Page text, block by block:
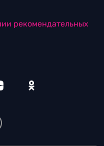
рекомендательных